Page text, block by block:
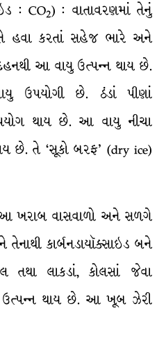
: CO2) : વાતાવરણમાં તેનું
હવા કરતાં સહેજ ભારે અને
દહનથી આ વાયુ ઉત્પન્ન થાય છે.
છે. ઠંડાં પીણાં
થાય છે. આ વાયુ નીચા
છે. તે ‘સૂકો બરફ’ (dry ice)
આ ખરાબ વાસવાળો અને સળગે
કાર્બનડાયૉક્સાઇડ બને
તથા લાકડાં, કોલસાં જેવા
થાય છે. આ ખૂબ ઝેરી